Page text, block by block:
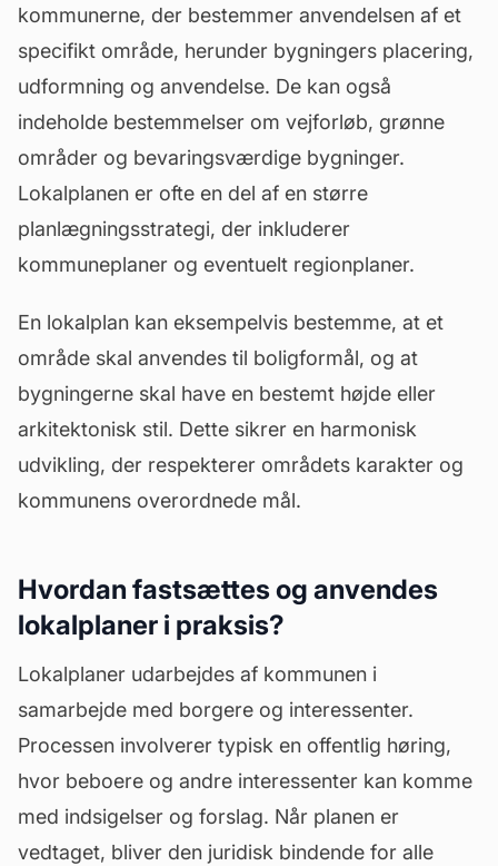
kommunerne, der bestemmer anvendelsen af et
specifikt område, herunder bygningers placering,
udformning og anvendelse. De kan også
indeholde bestemmelser om vejforløb, grønne
områder og bevaringsværdige bygninger.
Lokalplanen er ofte en del af en større
planlægningsstrategi, der inkluderer
kommuneplaner og eventuelt regionplaner.
En lokalplan kan eksempelvis bestemme, at et
område skal anvendes til boligformål, og at
bygningerne skal have en bestemt højde eller
arkitektonisk stil. Dette sikrer en harmonisk
udvikling, der respekterer områdets karakter og
kommunens overordnede mål.
Hvordan fastsættes og anvendes
lokalplaner i praksis?
Lokalplaner udarbejdes af kommunen i
samarbejde med borgere og interessenter.
Processen involverer typisk en offentlig høring,
hvor beboere og andre interessenter kan komme
med indsigelser og forslag. Når planen er
vedtaget, bliver den juridisk bindende for alle